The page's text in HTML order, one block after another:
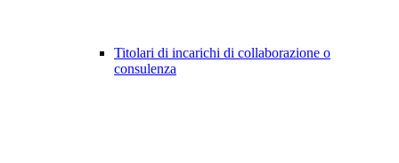
Titolari di incarichi di collaborazione o
consulenza